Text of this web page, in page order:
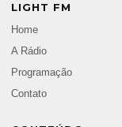
LIGHT FM
Home
A Rádio
Programação
Contato